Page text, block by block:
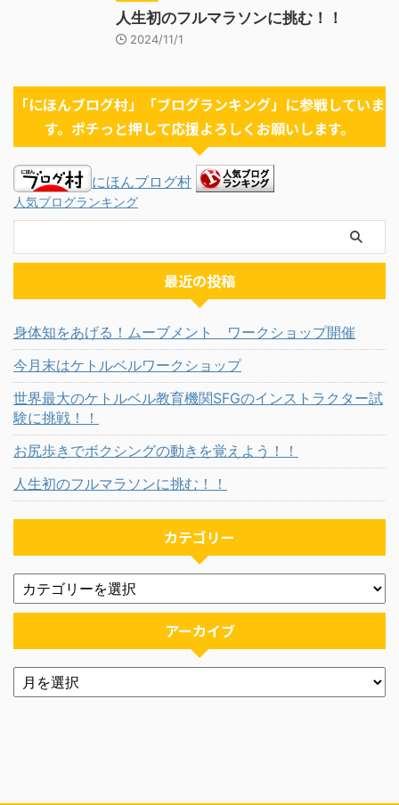
人生初のフルマラソンに挑む！！
2024/11/1
「にほんブログ村」「ブログランキング」に参戦していま
す。ポチっと押して応援よろしくお願いします。
にほんブログ村
人気ブログランキング
最近の投稿
身体知をあげる！ムーブメント ワークショップ開催
今月末はケトルベルワークショップ
世界最大のケトルベル教育機関SFGのインストラクター試
験に挑戦！！
お尻歩きでボクシングの動きを覚えよう！！
人生初のフルマラソンに挑む！！
カテゴリー
アーカイブ